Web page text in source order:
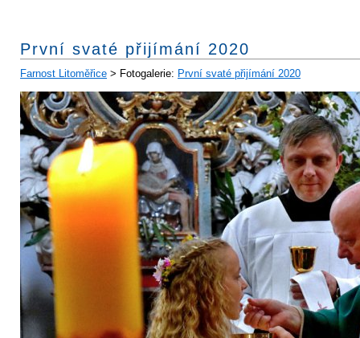
První svaté přijímání 2020
Farnost Litoměřice > Fotogalerie: První svaté přijímání 2020